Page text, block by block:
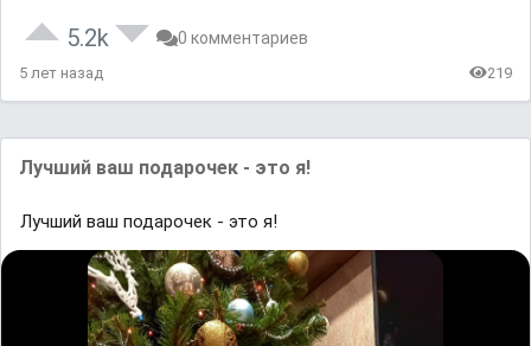
5.2k 0 комментариев
5 лет назад 219
Лучший ваш подарочек - это я!
Лучший ваш подарочек - это я!